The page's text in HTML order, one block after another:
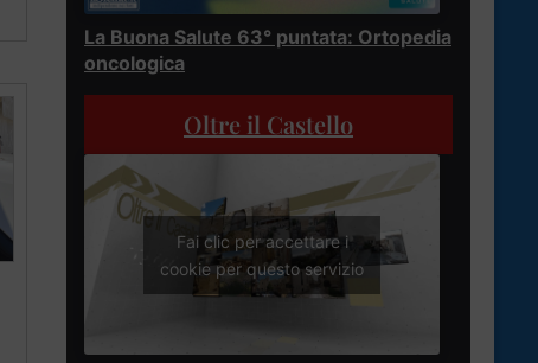
La Buona Salute 63° puntata: Ortopedia
oncologica
Oltre il Castello
Fai clic per accettare i
cookie per questo servizio